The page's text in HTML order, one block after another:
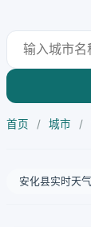
首页 / 城市 /
安化县实时天气